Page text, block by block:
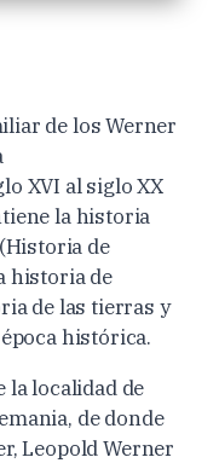
de los Werner
XVI al siglo XX
la historia
de
historia de
de las tierras y
histórica.
la localidad de
de donde
Leopold Werner